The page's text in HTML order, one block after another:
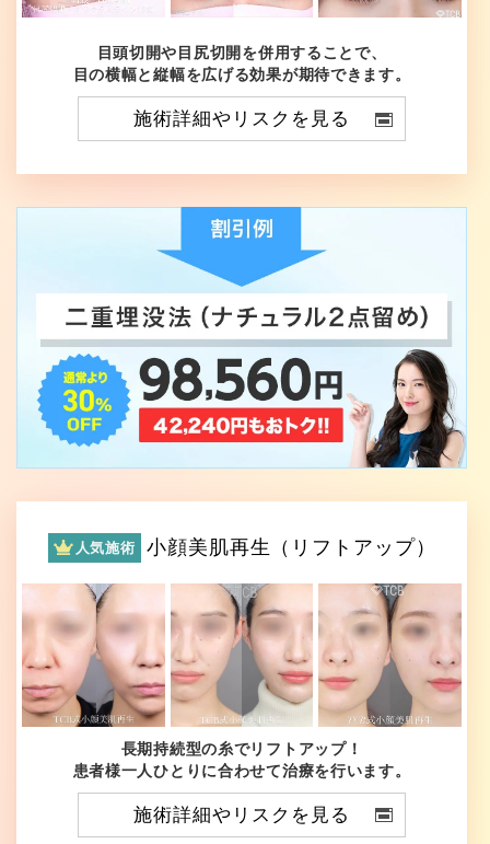
目頭切開や目尻切開を併用することで、
目の横幅と縦幅を広げる効果が期待できます。
施術詳細やリスクを見る
人気施術 小顔美肌再生（リフトアップ）
長期持続型の糸でリフトアップ！
患者様一人ひとりに合わせて治療を行います。
施術詳細やリスクを見る